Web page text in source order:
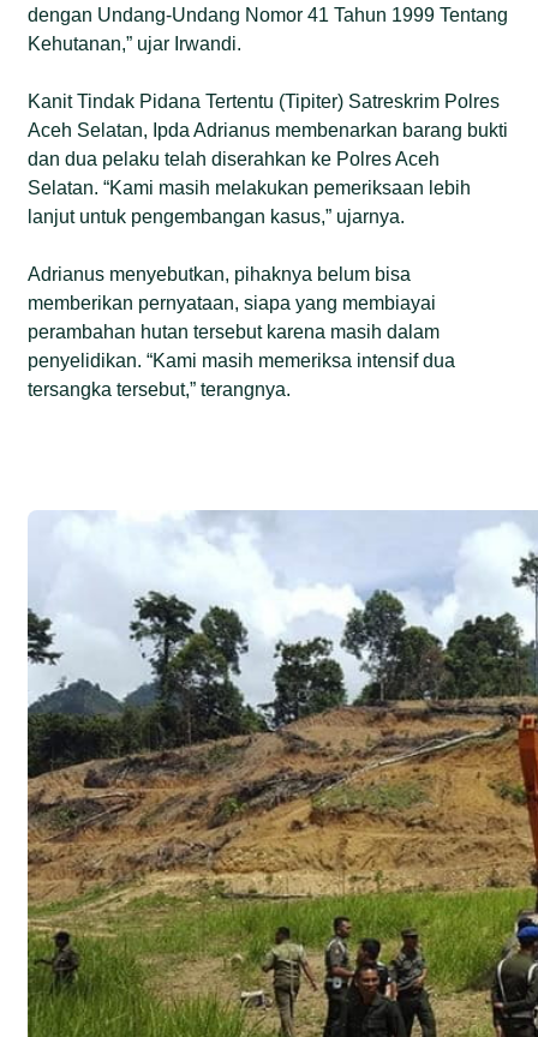
dengan Undang-Undang Nomor 41 Tahun 1999 Tentang
Kehutanan,” ujar Irwandi.
Kanit Tindak Pidana Tertentu (Tipiter) Satreskrim Polres
Aceh Selatan, Ipda Adrianus membenarkan barang bukti
dan dua pelaku telah diserahkan ke Polres Aceh
Selatan. “Kami masih melakukan pemeriksaan lebih
lanjut untuk pengembangan kasus,” ujarnya.
Adrianus menyebutkan, pihaknya belum bisa
memberikan pernyataan, siapa yang membiayai
perambahan hutan tersebut karena masih dalam
penyelidikan. “Kami masih memeriksa intensif dua
tersangka tersebut,” terangnya.